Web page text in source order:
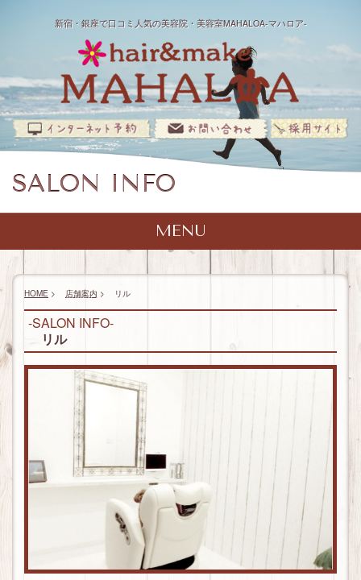
新宿・銀座で口コミ人気の美容院・美容室MAHALOA-マハロア-
SALON INFO
MENU
SALON INFO
マハナ（新宿店）
モアナ （銀座店）
マカナ
MENU
マハナ （新宿店）
モアナ（銀座店）メニュー
マカナメニュー
ヴァローレメニュー
STYLIST
HAIR CATALOG
HOME > 店舗案内 > リル
-SALON INFO-
リル